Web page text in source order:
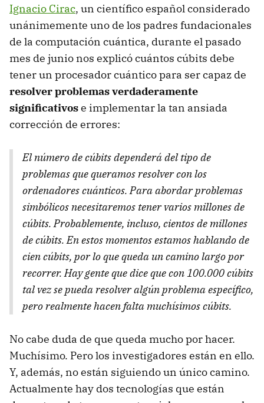
Ignacio Cirac, un científico español considerado
unánimemente uno de los padres fundacionales
de la computación cuántica, durante el pasado
mes de junio nos explicó cuántos cúbits debe
tener un procesador cuántico para ser capaz de
resolver problemas verdaderamente
significativose implementar la tan ansiada
corrección de errores:
El número de cúbits dependerá del tipo de
problemas que queramos resolver con los
ordenadores cuánticos. Para abordar problemas
simbólicos necesitaremos tener varios millones de
cúbits. Probablemente, incluso, cientos de millones
de cúbits. En estos momentos estamos hablando de
cien cúbits, por lo que queda un camino largo por
recorrer. Hay gente que dice que con 100.000 cúbits
tal vez se pueda resolver algún problema específico,
pero realmente hacen falta muchísimos cúbits.
No cabe duda de que queda mucho por hacer.
Muchísimo. Pero los investigadores están en ello.
Y, además, no están siguiendo un único camino.
Actualmente hay dos tecnologías que están